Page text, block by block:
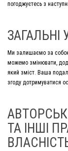
погоджуєтесь з
Ми залишаємо за
можемо змінювати,
який зміст. Ваша
згоду дотримуватися
ТА ІНШІ